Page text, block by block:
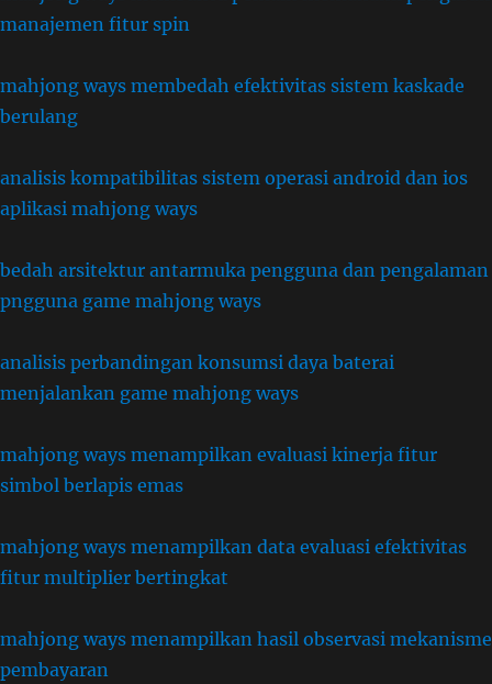
manajemen fitur spin
mahjong ways membedah efektivitas sistem kaskade
berulang
analisis kompatibilitas sistem operasi android dan ios
aplikasi mahjong ways
bedah arsitektur antarmuka pengguna dan pengalaman
pngguna game mahjong ways
analisis perbandingan konsumsi daya baterai
menjalankan game mahjong ways
mahjong ways menampilkan evaluasi kinerja fitur
simbol berlapis emas
mahjong ways menampilkan data evaluasi efektivitas
fitur multiplier bertingkat
mahjong ways menampilkan hasil observasi mekanisme
pembayaran